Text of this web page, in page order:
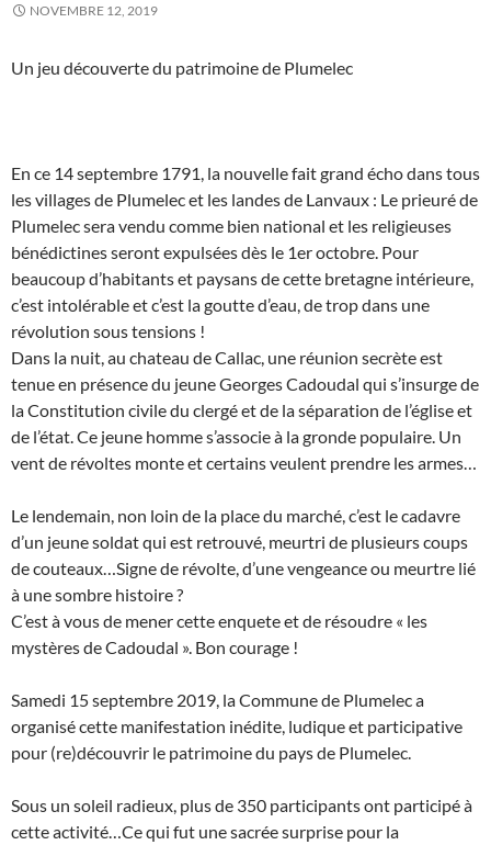
NOVEMBRE 12, 2019
Un jeu découverte du patrimoine de Plumelec
En ce 14 septembre 1791, la nouvelle fait grand écho dans tous
les villages de Plumelec et les landes de Lanvaux : Le prieuré de
Plumelec sera vendu comme bien national et les religieuses
bénédictines seront expulsées dès le 1er octobre. Pour
beaucoup d’habitants et paysans de cette bretagne intérieure,
c’est intolérable et c’est la goutte d’eau, de trop dans une
révolution sous tensions !
Dans la nuit, au chateau de Callac, une réunion secrète est
tenue en présence du jeune Georges Cadoudal qui s’insurge de
la Constitution civile du clergé et de la séparation de l’église et
de l’état. Ce jeune homme s’associe à la gronde populaire. Un
vent de révoltes monte et certains veulent prendre les armes…
Le lendemain, non loin de la place du marché, c’est le cadavre
d’un jeune soldat qui est retrouvé, meurtri de plusieurs coups
de couteaux…Signe de révolte, d’une vengeance ou meurtre lié
à une sombre histoire ?
C’est à vous de mener cette enquete et de résoudre « les
mystères de Cadoudal ». Bon courage !
Samedi 15 septembre 2019, la Commune de Plumelec a
organisé cette manifestation inédite, ludique et participative
pour (re)découvrir le patrimoine du pays de Plumelec.
Sous un soleil radieux, plus de 350 participants ont participé à
cette activité…Ce qui fut une sacrée surprise pour la